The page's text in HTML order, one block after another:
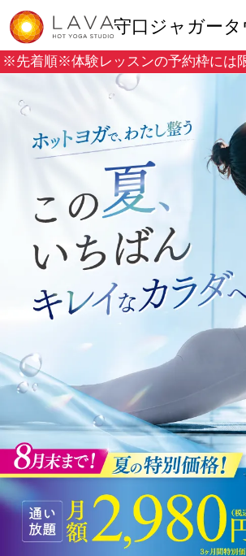
守口ジャガータ
※先着順※体験レッスンの予約枠には